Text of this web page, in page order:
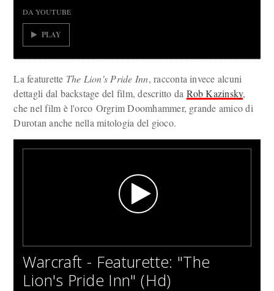
DA YOUTUBE
PLAY
La featurette The Lion's Pride Inn, racconta invece alcuni
dettagli dal backstage del film, descritto daRob Kazinsky,
che nel film è l'orco Orgrim Doomhammer, grande amico di
Durotan anche nella mitologia del gioco.
Warcraft - Featurette: "The
Lion's Pride Inn" (Hd)